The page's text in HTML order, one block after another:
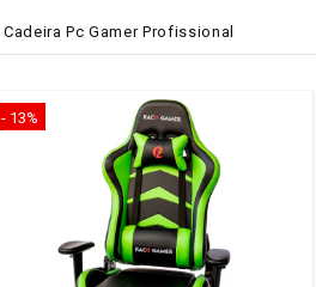
Cadeira Pc Gamer Profissional
- 13%